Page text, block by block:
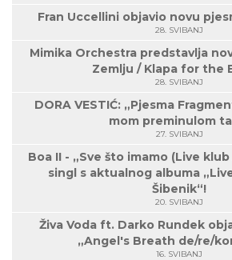
Fran Uccellini objavio novu
28. SVIBANJ
Mimika Orchestra predstavlja
Zemlju / Klapa for the
28. SVIBANJ
DORA VESTIĆ: „Pjesma
mom preminulom
27. SVIBANJ
Boa II - „Sve što imamo (Live
singl s aktualnog albuma
Šibenik“!
20. SVIBANJ
Živa Voda ft. Darko Rundek
„Angel's Breath de/re/
16. SVIBANJ